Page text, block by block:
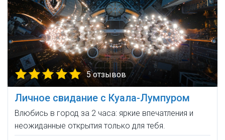
5 отзывов
Личное свидание с Куала-Лумпуром
Влюбись в город за 2 часа: яркие впечатления и
неожиданные открытия только для тебя.